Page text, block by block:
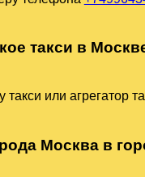
такси в
или агрегатор
Москва в